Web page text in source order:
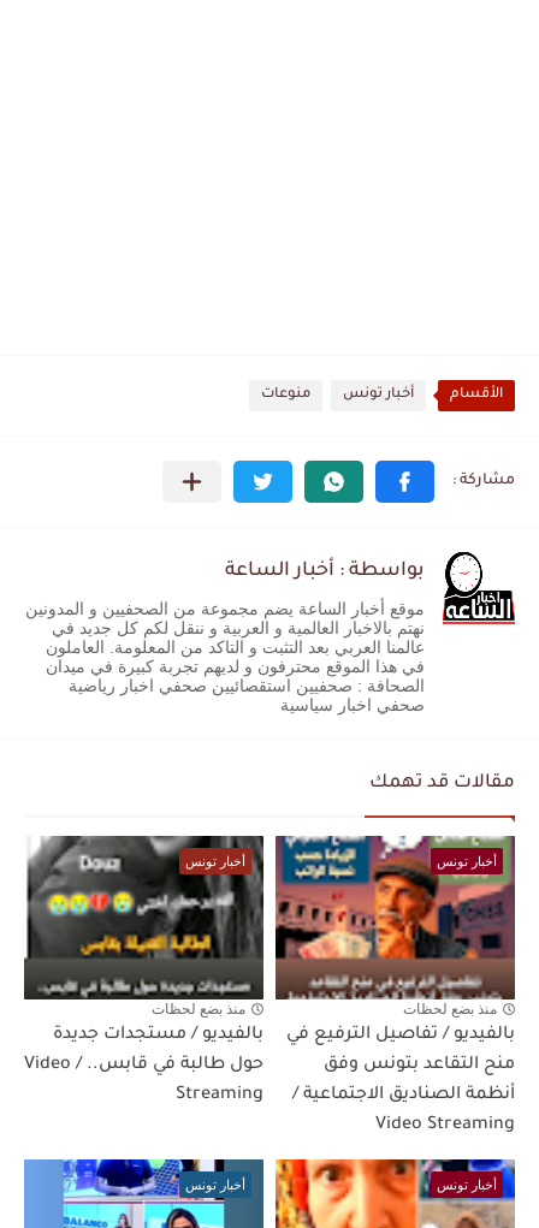
الأقسام أخبار تونس منوعات
بواسطة : أخبار الساعة
موقع أخبار الساعة يضم مجموعة من الصحفيين و المدونين
نهتم بالاخبار العالمية و العربية و ننقل لكم كل جديد في
عالمنا العربي بعد التثبت و التاكد من المعلومة. العاملون
في هذا الموقع محترفون و لديهم تجربة كبيرة في ميدان
الصحافة : صحفيين استقصائيين صحفي اخبار رياضية
صحفي اخبار سياسية
مقالات قد تهمك
أخبار تونس
منذ بضع لحظات
بالفيديو / تفاصيل الترفيع في
منح التقاعد بتونس وفق
أنظمة الصناديق الاجتماعية /
Video Streaming
أخبار تونس
منذ بضع لحظات
بالفيديو / مستجدات جديدة
حول طالبة في قابس.. / Video
Streaming
أخبار تونس أخبار تونس